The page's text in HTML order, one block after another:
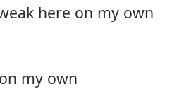
here on my own
my own